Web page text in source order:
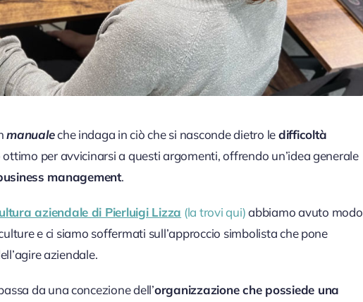
manualeche indaga in ciò che si nasconde dietro ledifficoltà
per avvicinarsi a questi argomenti, offrendo un’idea generale
management.
aziendale di Pierluigi Lizza (la trovi qui)abbiamo avuto modo
e ci siamo soffermati sull’approccio simbolista che pone
aziendale.
da una concezione dell’organizzazione che possiede una